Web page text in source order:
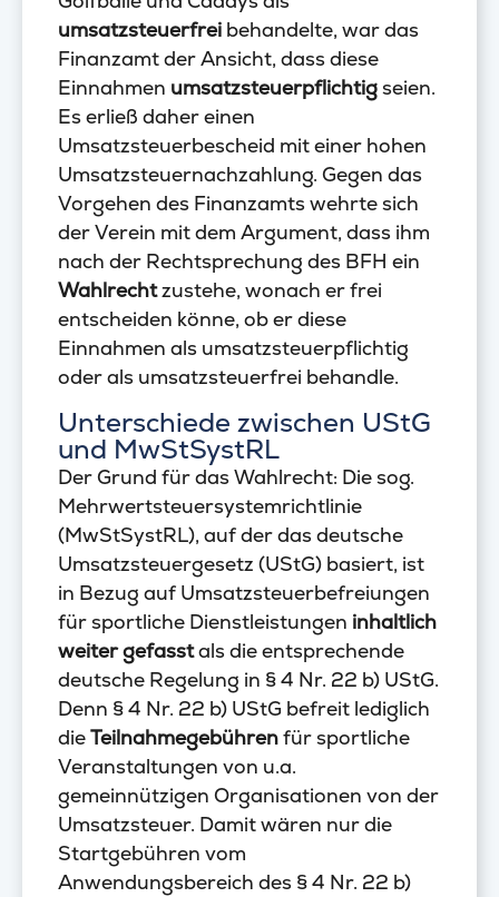
umsatzsteuerfrei behandelte, war das
Finanzamt der Ansicht, dass diese
Einnahmen umsatzsteuerpflichtigseien.
Es erließ daher einen
Umsatzsteuerbescheid mit einer hohen
Umsatzsteuernachzahlung. Gegen das
Vorgehen des Finanzamts wehrte sich
der Verein mit dem Argument, dass ihm
nach der Rechtsprechung des BFH ein
Wahlrechtzustehe, wonach er frei
entscheiden könne, ob er diese
Einnahmen als umsatzsteuerpflichtig
oder als umsatzsteuerfrei behandle.
Unterschiede zwischen UStG
und MwStSystRL
Der Grund für das Wahlrecht: Die sog.
Mehrwertsteuersystemrichtlinie
(MwStSystRL), auf der das deutsche
Umsatzsteuergesetz (UStG) basiert, ist
in Bezug auf Umsatzsteuerbefreiungen
für sportliche Dienstleistungen inhaltlich
weiter gefasstals die entsprechende
deutsche Regelung in § 4 Nr. 22 b) UStG.
Denn § 4 Nr. 22 b) UStG befreit lediglich
dieTeilnahmegebührenfür sportliche
Veranstaltungen von u.a.
gemeinnützigen Organisationen von der
Umsatzsteuer. Damit wären nur die
Startgebühren vom
Anwendungsbereich des § 4 Nr. 22 b)